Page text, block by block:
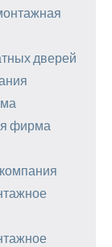
дверей
фирма